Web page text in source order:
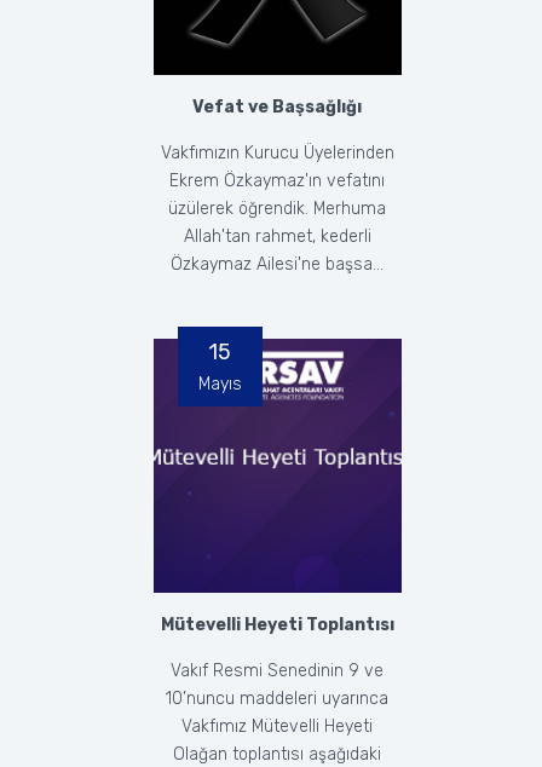
Vefat ve Başsağlığı
Vakfımızın Kurucu Üyelerinden
Ekrem Özkaymaz'ın vefatını
üzülerek öğrendik. Merhuma
Allah'tan rahmet, kederli
Özkaymaz Ailesi'ne başsa...
Mütevelli Heyeti Toplantısı
Vakıf Resmi Senedinin 9 ve
10’nuncu maddeleri uyarınca
Vakfımız Mütevelli Heyeti
Olağan toplantısı aşağıdaki
15
Mayıs